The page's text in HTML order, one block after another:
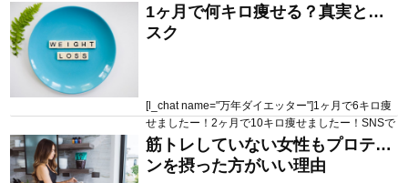
んてあるの？乳酸菌やビフィズス菌が入っていて便
秘にいいし、健康にいいのね？[/l_chat] そんな疑問
にお答えします ヨーグルトが本当に健康に良いの
2020.08.04 496 views
1ヶ月で何キロ痩せる？真実とリ
スク
[l_chat name="万年ダイエッター"]1ヶ月で6キロ痩
せましたー！2ヶ月で10キロ痩せましたー！SNSで
見かけて羨ましい！私もそれぐらい一気に痩せた
い。実際1ヶ月で何キロ痩せるものなの？リスクと
かはあるの？[/l_chat] こういった疑問にお答えして
2020.07.13 646 views
筋トレしていない女性もプロテイ
ンを摂った方がいい理由